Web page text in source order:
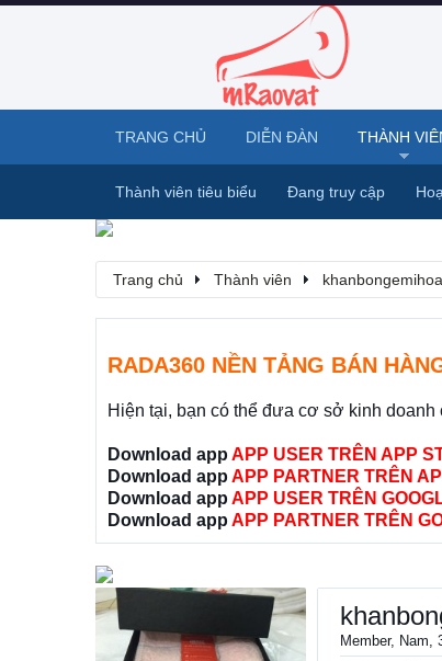
Trang chủ Thành viên khanbongemihoa
RADA360 NỀN TẢNG BÁN
Hiện tại, bạn có thể đưa cơ sở kinh
Download app APP USER TRÊN APP
Download app APP PARTNER TRÊN
Download app APP USER TRÊN
Download app APP PARTNER TRÊN
Member, Nam,
TRANG CHỦ DIỄN ĐÀN THÀNH
Thành viên tiêu biểu Đang truy cập